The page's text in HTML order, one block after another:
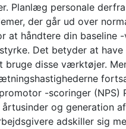
Planlæg personale
der går ud over
at håndtere din baseline
Det betyder at
bruge disse værktøjer.
-scoringer (NPS)
og generation
adskiller sig